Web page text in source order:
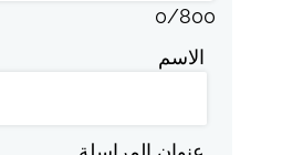
0/800
الاسم